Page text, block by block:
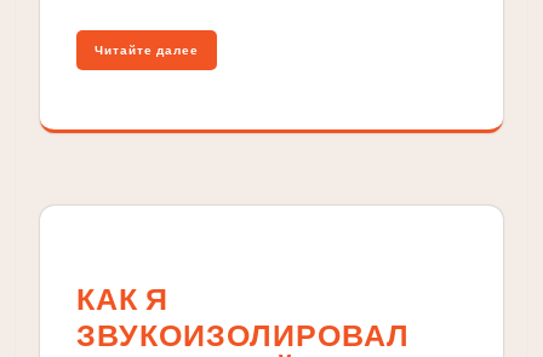
Читайте далее
КАК Я
ЗВУКОИЗОЛИРОВАЛ